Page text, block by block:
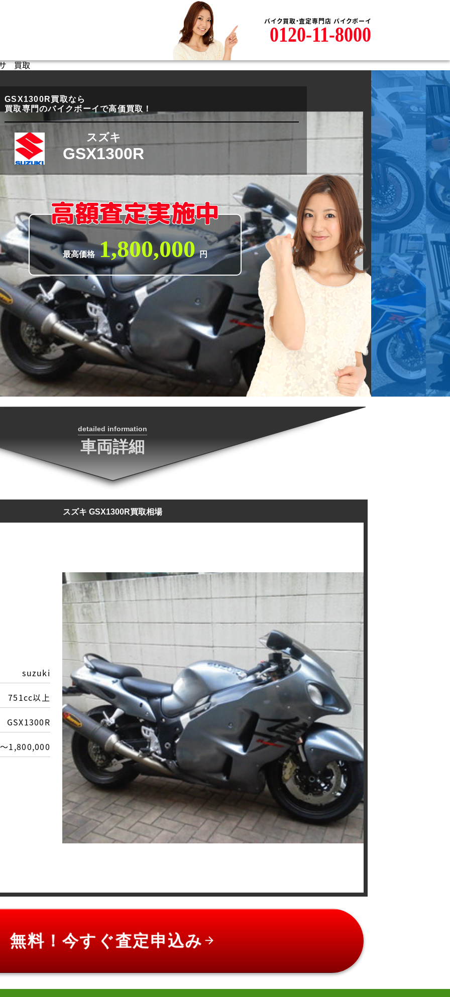
バイク買取・査定専門店 バイクボーイ
0120-11-8000
サ 買取
GSX1300R買取なら
買取専門のバイクボーイで高価買取！
スズキ
GSX1300R
高額査定実施中
最高価格 1,800,000 円
detailed information
車両詳細
スズキ GSX1300R買取相場
suzuki
751cc以上
GSX1300R
1,800,000
無料！今すぐ査定申込み arrow_forward